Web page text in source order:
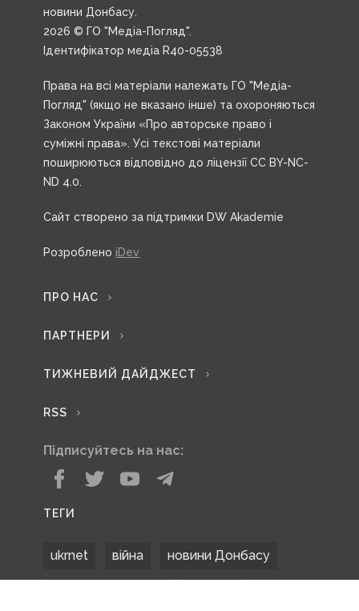
новини Донбасу.
2026 © ГО "Медіа-Погляд".
Ідентифікатор медіа R40-05538
Права на всі матеріали належать ГО "Медіа-
Погляд" (якщо не вказано інше) та охороняються
Законом України «Про авторське право і
суміжні права». Усі текстові матеріали
поширюються відповідно до ліцензії CC BY-NC-
ND 4.0.
Сайт створено за підтримки DW Akademie
Розроблено iDev
ПРО НАС
ПАРТНЕРИ
ТИЖНЕВИЙ ДАЙДЖЕСТ
RSS
Підписуйтесь на нас:
ТЕГИ
ukrnet війна новини Донбасу